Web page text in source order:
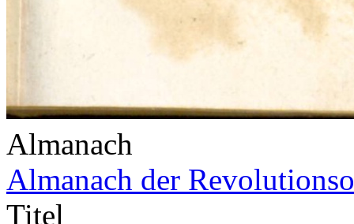
Almanach
Almanach der
Titel